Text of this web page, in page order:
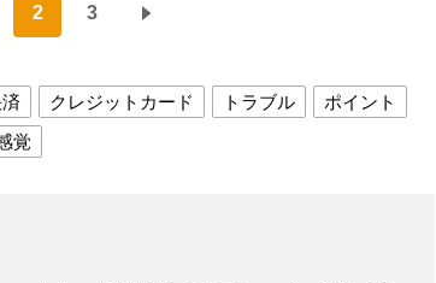
2 3
クレジットカード トラブル
ポイント
覚